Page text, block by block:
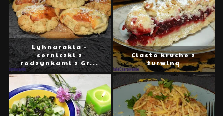
Lyhnarakia -
serniczki z
rodzynkami z Gr...
Ciasto kruche z
żurwiną